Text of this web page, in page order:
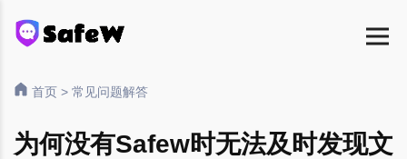
首页 > 常见问题解答
为何没有Safew时无法及时发现文